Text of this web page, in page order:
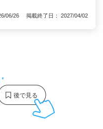
06/26 掲載終了日： 2027/04/02